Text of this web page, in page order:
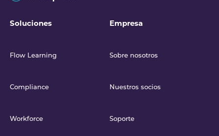
Soluciones
Flow Learning
Compliance
Workforce
Empresa
Sobre nosotros
Nuestros socios
Soporte